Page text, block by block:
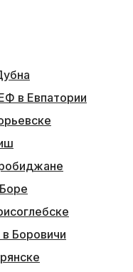
в Евпатории
Боровичи